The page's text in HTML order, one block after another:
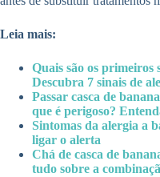
Leia mais:
Quais são os primeiros
Descubra 7 sinais de
Passar casca de
que é perigoso?
Sintomas da alergia a
ligar o alerta
Chá de casca de
tudo sobre a